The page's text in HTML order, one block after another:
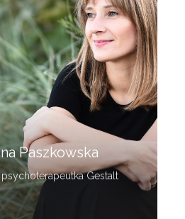
Paszkowska
Gestalt